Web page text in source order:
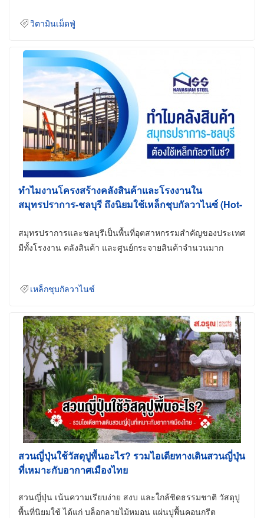
วิตามินเม็ดฟู่
ทำไมงานโครงสร้างคลังสินค้าและโรงงานใน
สมุทรปราการ-ชลบุรี ถึงนิยมใช้เหล็กชุบกัลวาไนซ์ (Hot-
สมุทรปราการและชลบุรีเป็นพื้นที่อุตสาหกรรมสำคัญของประเทศ
มีทั้งโรงงาน คลังสินค้า และศูนย์กระจายสินค้าจำนวนมาก
เหล็กชุบกัลวาไนซ์
สวนญี่ปุ่นใช้วัสดุปูพื้นอะไร? รวมไอเดียทางเดินสวนญี่ปุ่น
ที่เหมาะกับอากาศเมืองไทย
สวนญี่ปุ่น เน้นความเรียบง่าย สงบ และใกล้ชิดธรรมชาติ วัสดุปู
พื้นที่นิยมใช้ ได้แก่ บล็อกลายไม้หมอน แผ่นปูพื้นคอนกรีต